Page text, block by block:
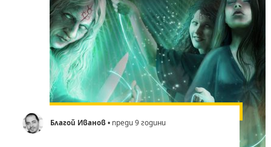
Благой Иванов• преди 9 години